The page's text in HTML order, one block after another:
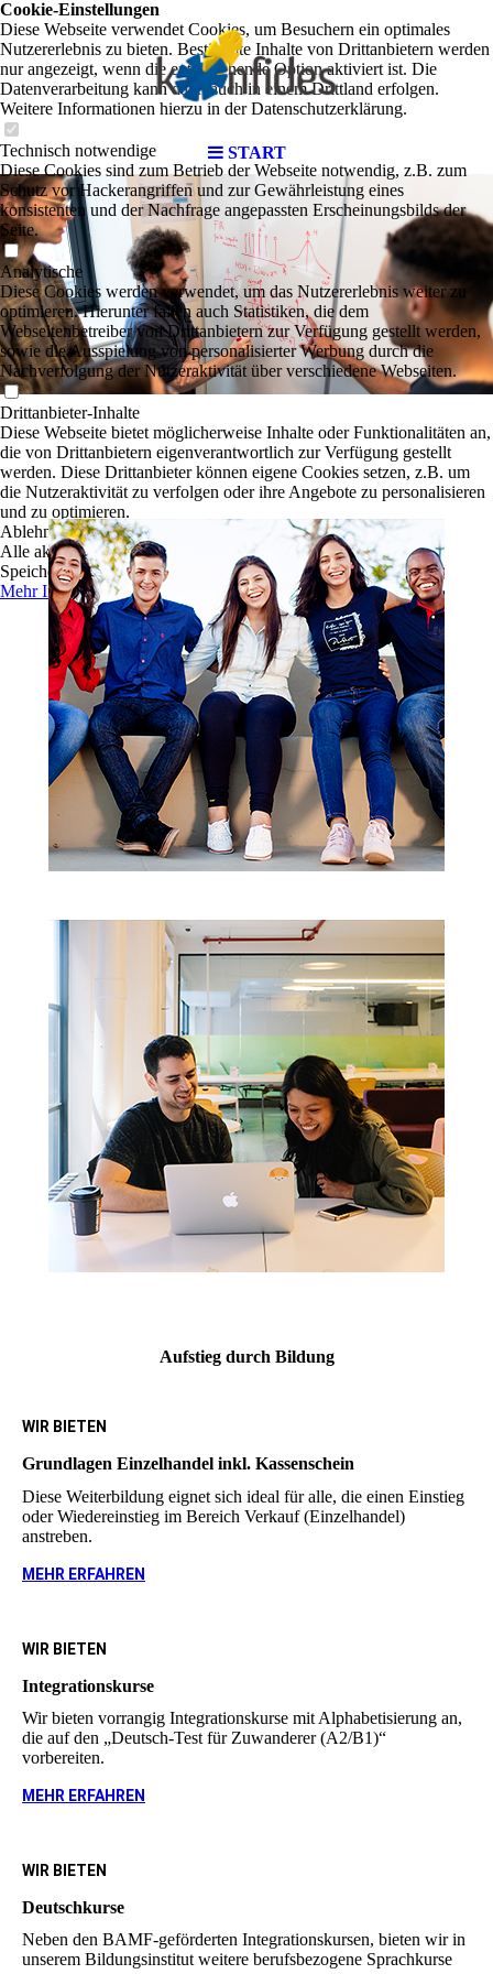
START
Auf­stieg durch Bil­dung
WIR BIETEN
Grundlagen Einzelhandel inkl. Kassenschein
Diese Weiterbildung eignet sich ideal für alle, die einen Einstieg
oder Wiedereinstieg im Bereich Verkauf (Einzelhandel)
anstreben.
MEHR ERFAHREN
WIR BIETEN
Integrationskurse
Wir bieten vorrangig Integrationskurse mit Alphabetisierung an,
die auf den „Deutsch-Test für Zuwanderer (A2/B1)“
vorbereiten.
MEHR ERFAHREN
WIR BIETEN
Deutschkurse
Neben den BAMF-geförderten Integrationskursen, bieten wir in
unserem Bildungsinstitut weitere berufsbezogene Sprachkurse
Cookie-Einstellungen
Diese Webseite verwendet Cookies, um Besuchern ein optimales
Nutzererlebnis zu bieten. Bestimmte Inhalte von Drittanbietern werden
nur angezeigt, wenn die entsprechende Option aktiviert ist. Die
Datenverarbeitung kann dann auch in einem Drittland erfolgen.
Weitere Informationen hierzu in der Datenschutzerklärung.
Technisch notwendige
Diese Cookies sind zum Betrieb der Webseite notwendig, z.B. zum
Schutz vor Hackerangriffen und zur Gewährleistung eines
konsistenten und der Nachfrage angepassten Erscheinungsbilds der
Seite.
Analytische
Diese Cookies werden verwendet, um das Nutzererlebnis weiter zu
optimieren. Hierunter fallen auch Statistiken, die dem
Webseitenbetreiber von Drittanbietern zur Verfügung gestellt werden,
sowie die Ausspielung von personalisierter Werbung durch die
Nachverfolgung der Nutzeraktivität über verschiedene Webseiten.
Drittanbieter-Inhalte
Diese Webseite bietet möglicherweise Inhalte oder Funktionalitäten an,
die von Drittanbietern eigenverantwortlich zur Verfügung gestellt
werden. Diese Drittanbieter können eigene Cookies setzen, z.B. um
die Nutzeraktivität zu verfolgen oder ihre Angebote zu personalisieren
und zu optimieren.
Ablehnen
Alle akzeptieren
Speichern
Mehr Informationen